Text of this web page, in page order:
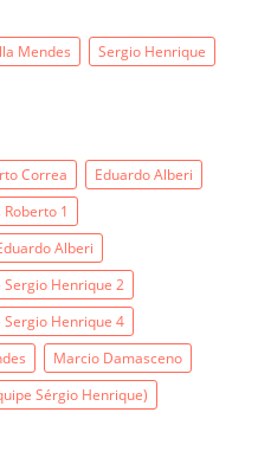
Mendes Sergio Henrique
Correa
Eduardo Alberi
1
Alberi
Sergio Henrique 2
Sergio Henrique 4
Marcio Damasceno
Sérgio Henrique)